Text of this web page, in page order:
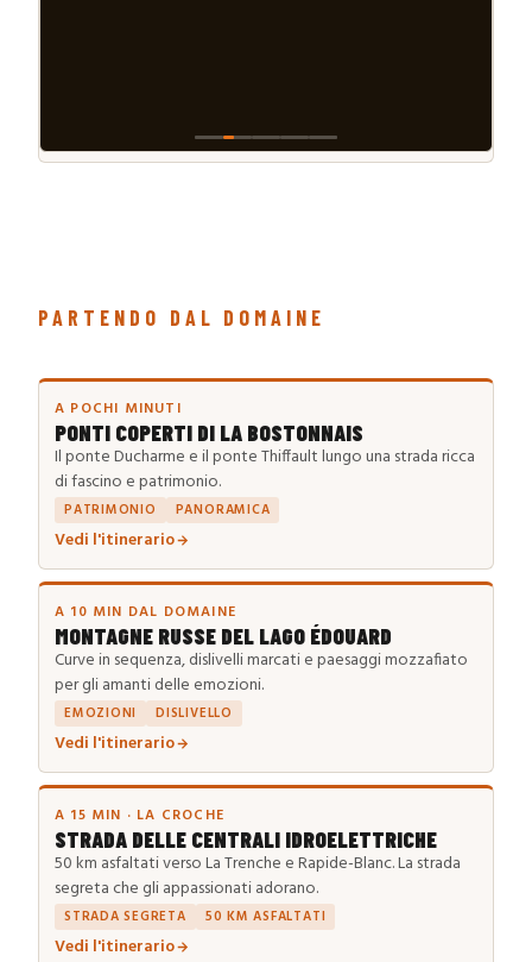
PARTENDO DAL DOMAINE
A POCHI MINUTI
PONTI COPERTI DI LA BOSTONNAIS
Il ponte Ducharme e il ponte Thiffault lungo una strada ricca
di fascino e patrimonio.
PATRIMONIO PANORAMICA
Vedi l'itinerario
A 10 MIN DAL DOMAINE
MONTAGNE RUSSE DEL LAGO ÉDOUARD
Curve in sequenza, dislivelli marcati e paesaggi mozzafiato
per gli amanti delle emozioni.
EMOZIONI DISLIVELLO
Vedi l'itinerario
A 15 MIN · LA CROCHE
STRADA DELLE CENTRALI IDROELETTRICHE
50 km asfaltati verso La Trenche e Rapide-Blanc. La strada
segreta che gli appassionati adorano.
STRADA SEGRETA 50 KM ASFALTATI
Vedi l'itinerario